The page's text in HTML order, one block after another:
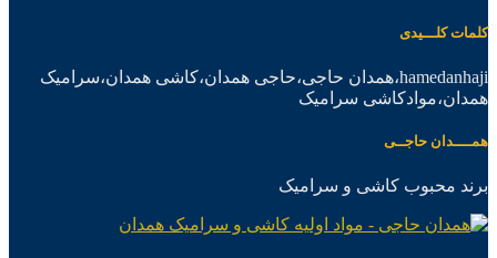
کلمات کلـــیدی
hamedanhaji،همدان حاجی،حاجی همدان،کاشی همدان،سرامیک
همدان،موادکاشی سرامیک
همــــدان حاجــی
برند محبوب کاشی و سرامیک